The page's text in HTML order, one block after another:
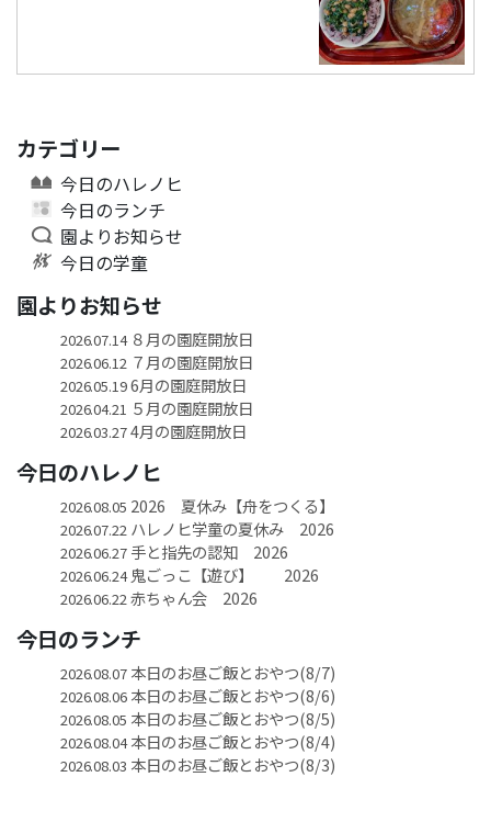
カテゴリー
今日のハレノヒ
今日のランチ
園よりお知らせ
今日の学童
園よりお知らせ
2026.07.14８月の園庭開放日
2026.06.12 ７月の園庭開放日
2026.05.196月の園庭開放日
2026.04.21 ５月の園庭開放日
2026.03.274月の園庭開放日
今日のハレノヒ
2026.08.05 2026 夏休み【舟をつくる】
2026.07.22 ハレノヒ学童の夏休み 2026
2026.06.27手と指先の認知 2026
2026.06.24鬼ごっこ【遊び】 2026
2026.06.22赤ちゃん会 2026
今日のランチ
2026.08.07本日のお昼ご飯とおやつ(8/7)
2026.08.06本日のお昼ご飯とおやつ(8/6)
2026.08.05 本日のお昼ご飯とおやつ(8/5)
2026.08.04本日のお昼ご飯とおやつ(8/4)
2026.08.03 本日のお昼ご飯とおやつ(8/3)